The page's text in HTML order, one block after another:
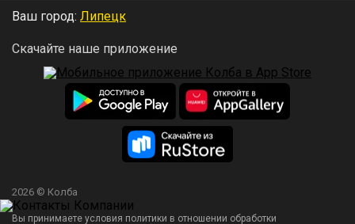
Ваш город: Липецк
Скачайте наше приложение
2026 © Колба
Вы принимаете условия политики в отношении обработки